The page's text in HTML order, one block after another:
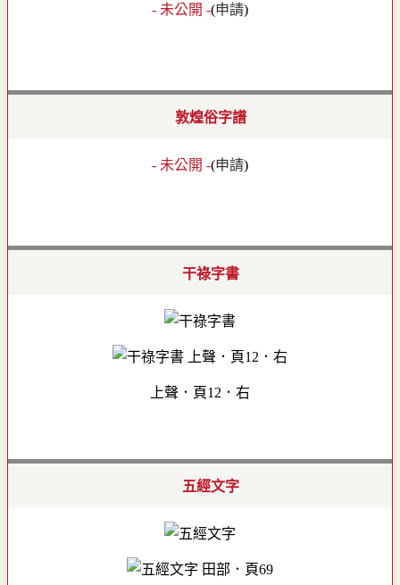
- 未公開 -(申請)
敦煌俗字譜
- 未公開 -(申請)
干祿字書
上聲．頁12．右
五經文字